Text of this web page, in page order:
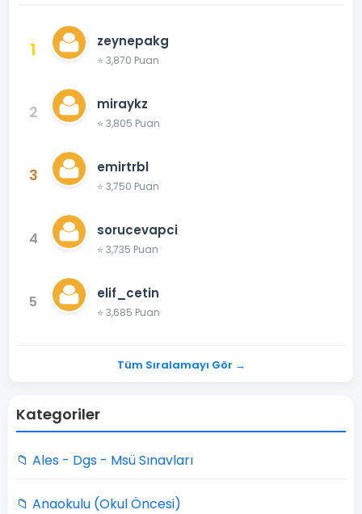
1 zeynepakg
⭐ 3,870 Puan
2 miraykz
⭐ 3,805 Puan
3 emirtrbl
⭐ 3,750 Puan
4 sorucevapci
⭐ 3,735 Puan
5 elif_cetin
⭐ 3,685 Puan
Tüm Sıralamayı Gör →
Kategoriler
📁 Ales - Dgs - Msü Sınavları
📁 Anaokulu (Okul Öncesi)